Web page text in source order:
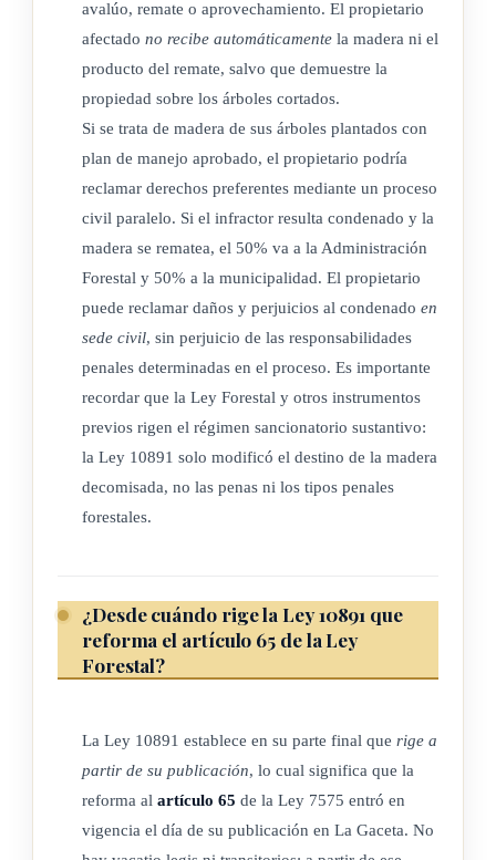
avalúo, remate o aprovechamiento. El propietario
afectado no recibe automáticamente la madera ni el
producto del remate, salvo que demuestre la
propiedad sobre los árboles cortados.
Si se trata de madera de sus árboles plantados con
plan de manejo aprobado, el propietario podría
reclamar derechos preferentes mediante un proceso
civil paralelo. Si el infractor resulta condenado y la
madera se rematea, el 50% va a la Administración
Forestal y 50% a la municipalidad. El propietario
puede reclamar daños y perjuicios al condenado en
sede civil, sin perjuicio de las responsabilidades
penales determinadas en el proceso. Es importante
recordar que la Ley Forestal y otros instrumentos
previos rigen el régimen sancionatorio sustantivo:
la Ley 10891 solo modificó el destino de la madera
decomisada, no las penas ni los tipos penales
forestales.
¿Desde cuándo rige la Ley 10891 que
reforma el artículo 65 de la Ley
Forestal?
La Ley 10891 establece en su parte final que rige a
partir de su publicación, lo cual significa que la
reforma al artículo 65 de la Ley 7575 entró en
vigencia el día de su publicación en La Gaceta. No